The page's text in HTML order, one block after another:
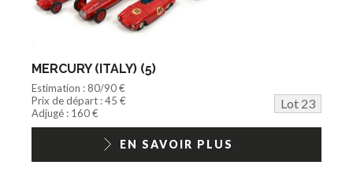
MERCURY (ITALY) (5)
Estimation : 80/90 €
Prix de départ : 45 €
Lot 23
Adjugé : 160 €
EN SAVOIR PLUS